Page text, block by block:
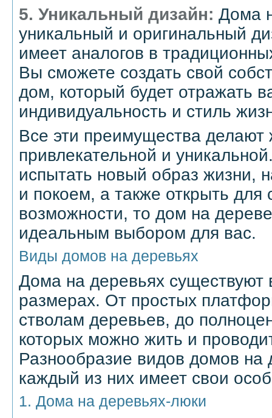
5. Уникальный дизайн: Дома
уникальный и оригинальный
имеет аналогов в
Вы сможете создать свой
дом, который будет отражать
индивидуальность и стиль
Все эти преимущества делают
привлекательной и
испытать новый образ жизни,
и покоем, а также открыть для
возможности, то дом на
идеальным выбором для вас.
Виды домов на деревьях
Дома на деревьях
размерах. От простых
стволам деревьев, до
которых можно жить и
Разнообразие видов домов на
каждый из них имеет свои
1. Дома на деревьях-люки